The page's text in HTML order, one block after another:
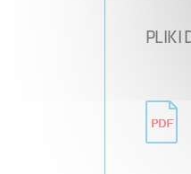
PLIKI